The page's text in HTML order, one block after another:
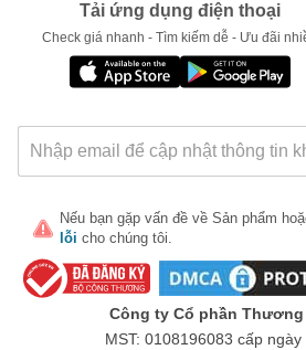
Tải ứng dụng điện thoại
Check giá nhanh - Tìm kiếm dễ - Ưu đãi
Nếu bạn gặp vấn đề về Sản phẩm
lỗi cho chúng tôi.
Công ty Cổ phần Thương
MST: 0108196083 cấp
Mã Giảm Giá Dành
Giảm ngay cho bất kỳ